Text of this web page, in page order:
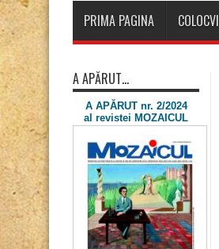
PRIMA PAGINA
A APĂRUT…
A APĂRUT nr. 2/2024
al revistei MOZAICUL